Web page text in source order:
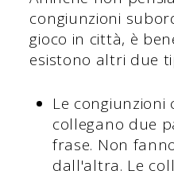
congiunzioni
gioco in città, è
esistono altri due
Le congiunzioni
collegano due
frase. Non
dall'altra. Le